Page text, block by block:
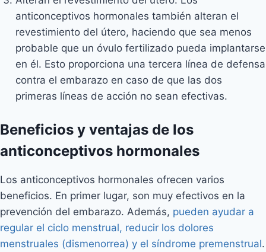
anticonceptivos hormonales también alteran el
revestimiento del útero, haciendo que sea menos
probable que un óvulo fertilizado pueda implantarse
en él. Esto proporciona una tercera línea de defensa
contra el embarazo en caso de que las dos
primeras líneas de acción no sean efectivas.
Beneficios y ventajas de los
anticonceptivos hormonales
Los anticonceptivos hormonales ofrecen varios
beneficios. En primer lugar, son muy efectivos en la
prevención del embarazo. Además, pueden ayudar a
regular el ciclo menstrual, reducir los dolores
menstruales (dismenorrea) y el síndrome premenstrual.